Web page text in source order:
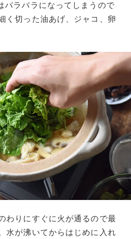
バラバラになってしまうので
く切った油あげ、ジャコ、卵
わりにすぐに火が通るので最
水が沸いてからはじめに入れ